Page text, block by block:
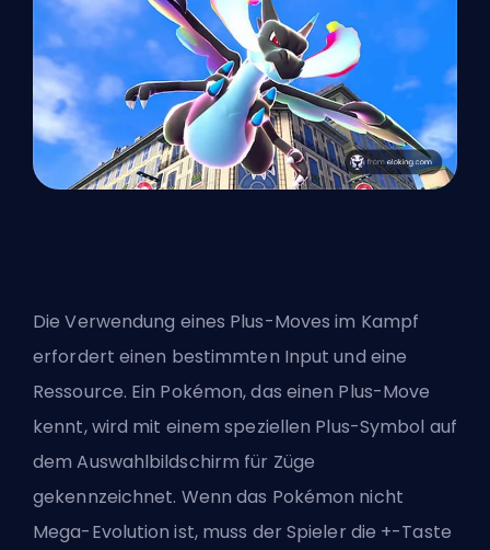
Die Verwendung eines Plus-Moves im Kampf
erfordert einen bestimmten Input und eine
Ressource. Ein Pokémon, das einen Plus-Move
kennt, wird mit einem speziellen Plus-Symbol auf
dem Auswahlbildschirm für Züge
gekennzeichnet. Wenn das Pokémon nicht
Mega-Evolution ist, muss der Spieler die +-Taste